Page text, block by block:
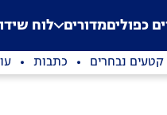
Application error: a
. כפוליםמדורים לוח
קטעים נבחרים כתבות